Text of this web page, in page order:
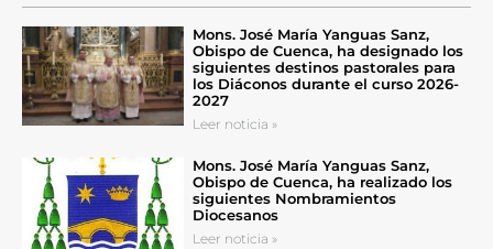
Mons. José María Yanguas Sanz,
Obispo de Cuenca, ha designado los
siguientes destinos pastorales para
los Diáconos durante el curso 2026-
2027
Leer noticia »
Mons. José María Yanguas Sanz,
Obispo de Cuenca, ha realizado los
siguientes Nombramientos
Diocesanos
Leer noticia »